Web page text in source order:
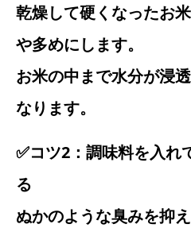
乾燥して硬くなったお
や多めにします。
お米の中まで水分が浸
なります。
✅コツ2：調味料を入れ
る
ぬかのような臭みを抑